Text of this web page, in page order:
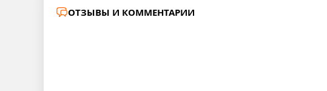
ОТЗЫВЫ И КОММЕНТАРИИ